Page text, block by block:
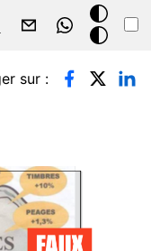
Mode
sombre
sur :